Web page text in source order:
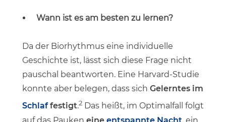
Wann ist es am besten zu lernen?
Da der Biorhythmus eine individuelle
Geschichte ist, lässt sich diese Frage nicht
pauschal beantworten. Eine Harvard-Studie
konnte aber belegen, dass sich Gelerntes im
Schlaffestigt.2 Das heißt, im Optimalfall folgt
auf das Pauken eine entspannte Nacht, ein